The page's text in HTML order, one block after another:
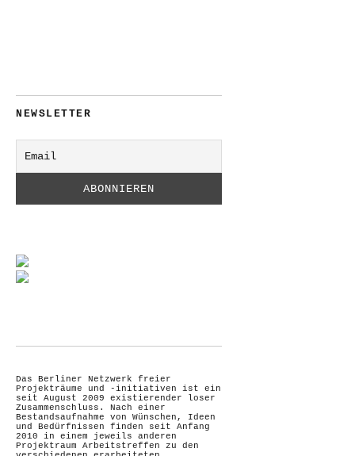
NEWSLETTER
Das Berliner Netzwerk freier
Projekträume und -initiativen ist ein
seit August 2009 existierender loser
Zusammenschluss. Nach einer
Bestandsaufnahme von Wünschen, Ideen
und Bedürfnissen finden seit Anfang
2010 in einem jeweils anderen
Projektraum Arbeitstreffen zu den